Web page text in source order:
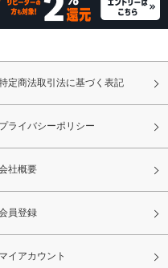
定商法取引法に基づく表記
プライバシーポリシー
社概要
員登録
マイアカウント